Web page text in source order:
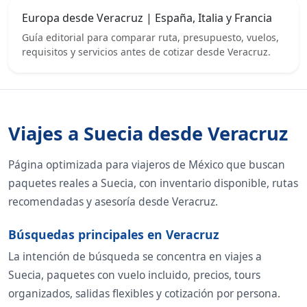
Europa desde Veracruz | España, Italia y Francia
Guía editorial para comparar ruta, presupuesto, vuelos,
requisitos y servicios antes de cotizar desde Veracruz.
Viajes a Suecia desde Veracruz
Página optimizada para viajeros de México que buscan
paquetes reales a Suecia, con inventario disponible, rutas
recomendadas y asesoría desde Veracruz.
Búsquedas principales en Veracruz
La intención de búsqueda se concentra en viajes a
Suecia, paquetes con vuelo incluido, precios, tours
organizados, salidas flexibles y cotización por persona.